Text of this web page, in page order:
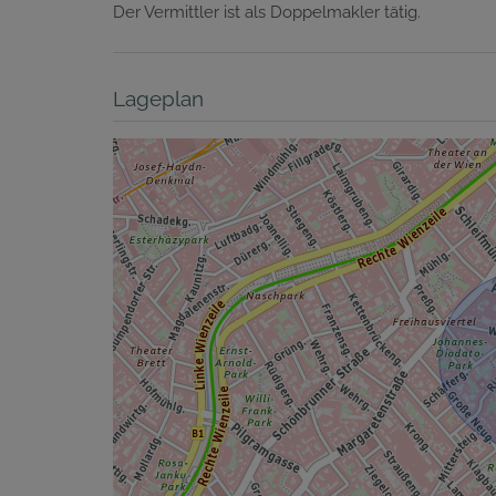
Der Vermittler ist als Doppelmakler tätig.
Lageplan